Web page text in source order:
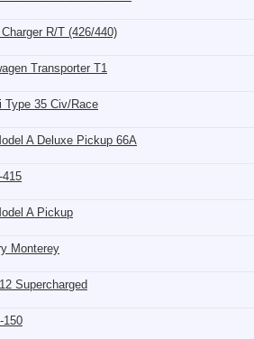
R/T (426/440)
Transporter T1
Type 35 Civ/Race
A Deluxe Pickup 66A
A Pickup
Monterey
Supercharged
150